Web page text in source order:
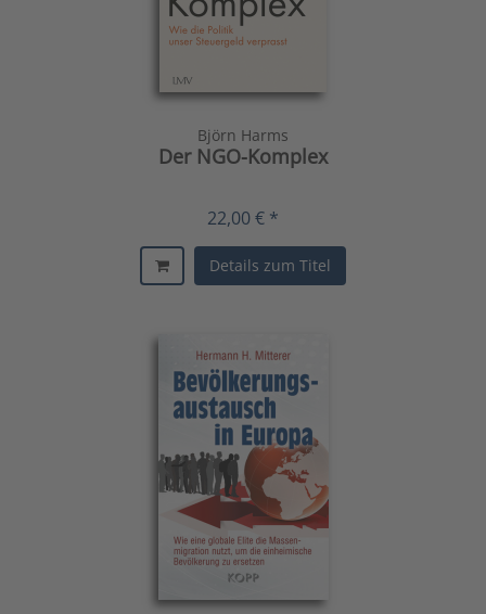
Björn Harms
Der NGO-Komplex
22,00 € *
Details zum Titel